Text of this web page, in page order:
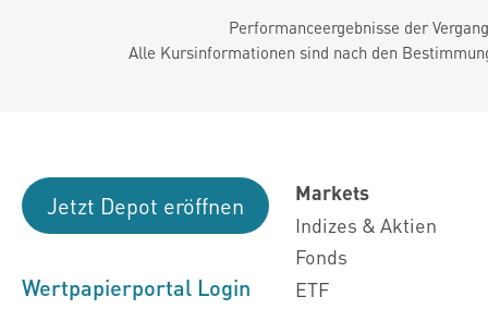
Performanceergebnisse der
Alle Kursinformationen sind nach den
Jetzt Depot eröffnen
Wertpapierportal Login
Markets
Indizes & Aktien
Fonds
ETF